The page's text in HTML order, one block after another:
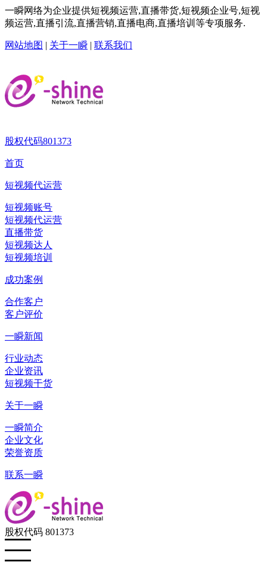
一瞬网络为企业提供短视频运营,直播带货,短视频企业号,短视
频运营,直播引流,直播营销,直播电商,直播培训等专项服务.
网站地图 | 关于一瞬 | 联系我们
股权代码801373
首页
短视频代运营
短视频账号
短视频代运营
直播带货
短视频达人
短视频培训
成功案例
合作客户
客户评价
一瞬新闻
行业动态
企业资讯
短视频干货
关于一瞬
一瞬简介
企业文化
荣誉资质
联系一瞬
股权代码 801373